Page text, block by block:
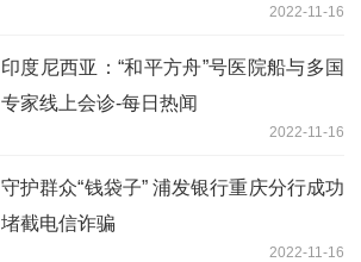
2022-11-16
印度尼西亚：“和平方舟”号医院船与多国
专家线上会诊-每日热闻
2022-11-16
守护群众“钱袋子” 浦发银行重庆分行成功
堵截电信诈骗
2022-11-16